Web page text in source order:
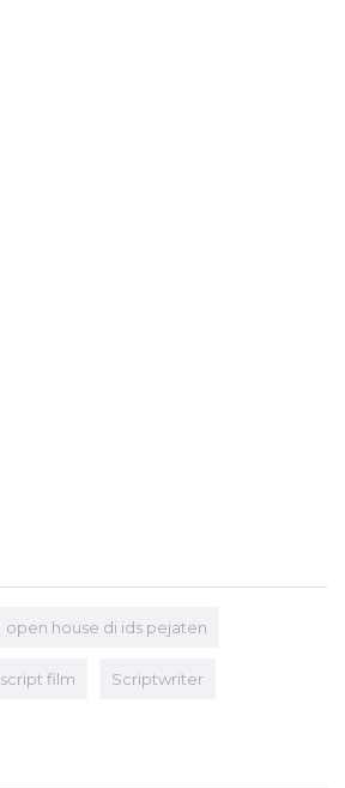
open house di ids pejaten
script film Scriptwriter